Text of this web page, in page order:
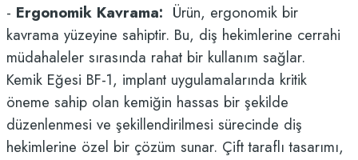
- Ergonomik Kavrama: Ürün, ergonomik bir
kavrama yüzeyine sahiptir. Bu, diş hekimlerine cerrahi
müdahaleler sırasında rahat bir kullanım sağlar.
Kemik Eğesi BF-1, implant uygulamalarında kritik
öneme sahip olan kemiğin hassas bir şekilde
düzenlenmesi ve şekillendirilmesi sürecinde diş
hekimlerine özel bir çözüm sunar. Çift taraflı tasarımı,